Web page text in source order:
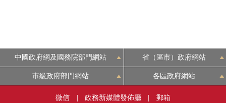
中國政府網及國務院部門網站 省（區市）政府網站
市級政府部門網站 各區政府網站
微信 政務新媒體發佈廳 郵箱